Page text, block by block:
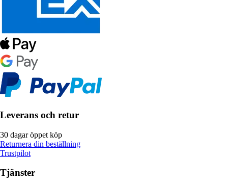
Leverans och retur
30 dagar öppet köp
Returnera din beställning
Trustpilot
Tjänster